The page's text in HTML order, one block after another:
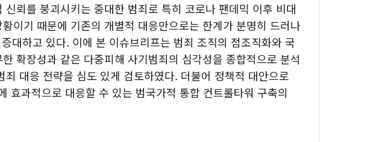
뢰를 붕괴시키는 중대한 범죄로 특히 코로나 팬데믹 이후 비대
이기 때문에 기존의 개별적 대응만으로는 한계가 분명히 드러나
대하고 있다. 이에 본 이슈브리프는 범죄 조직의 점조직화와 국
확장성과 같은 다중피해 사기범죄의 심각성을 종합적으로 분석
죄 대응 전략을 심도 있게 검토하였다. 더불어 정책적 대안으로
효과적으로 대응할 수 있는 범국가적 통합 컨트롤타워 구축의